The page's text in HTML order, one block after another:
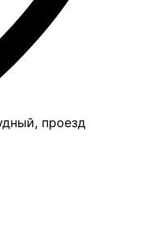
проезд